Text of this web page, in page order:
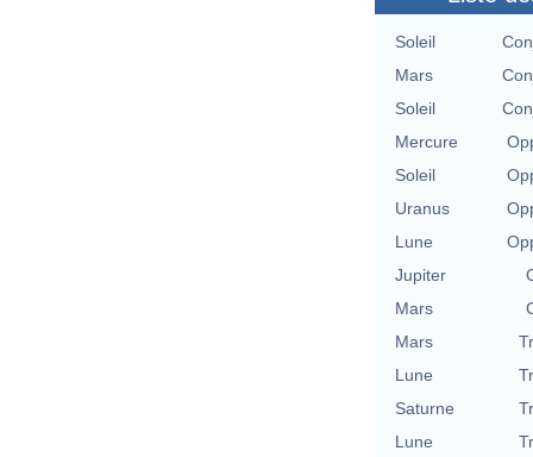
Soleil
Mars
Soleil
Mercure
Soleil
Uranus
Lune
Jupiter
Mars
Mars
Lune
Saturne
Lune